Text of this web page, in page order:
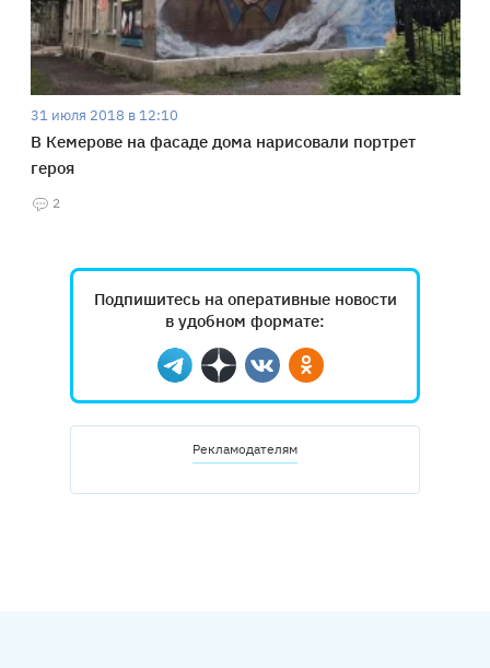
31 июля 2018 в 12:10
В Кемерове на фасаде дома нарисовали портрет
героя
2
Подпишитесь на оперативные новости
в удобном формате:
Telegram
ДзенВконтактеОдноклассники
Рекламодателям